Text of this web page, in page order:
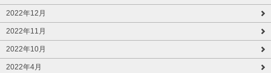
2022年12月
2022年11月
2022年10月
2022年4月